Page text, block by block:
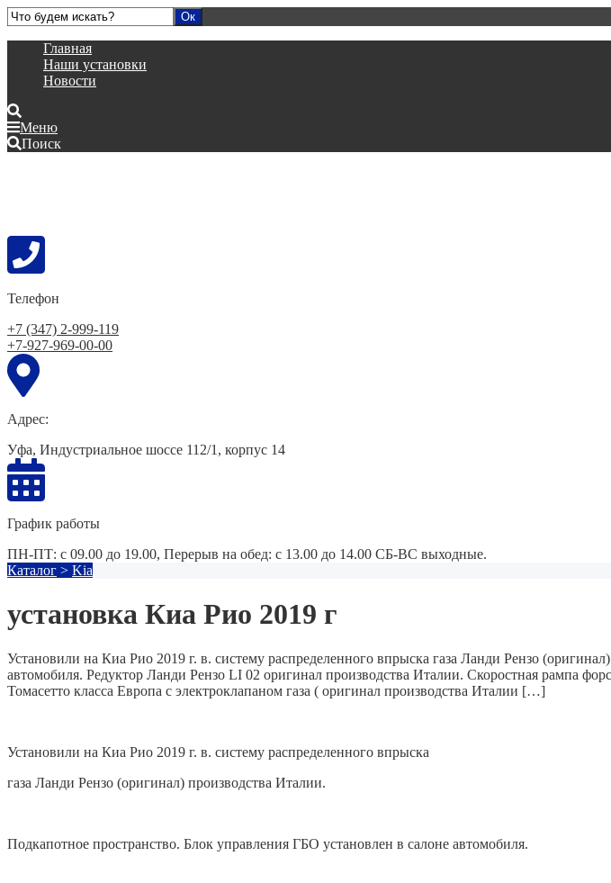
Главная
Наши установки
Новости
Меню
Поиск
Телефон
+7 (347) 2-999-119
+7-927-969-00-00
Адрес:
Уфа, Индустриальное шоссе 112/1, корпус 14
График работы
ПН-ПТ: с 09.00 до 19.00, Перерыв на обед: с 13.00 до 14.00 СБ-ВС выходные.
Каталог > Kia
установка Киа Рио 2019 г
Установили на Киа Рио 2019 г. в. систему распределенного впрыска газа Ланди Рензо
автомобиля. Редуктор Ланди Рензо LI 02 оригинал производства Италии. Скоростная рампа
Томасетто класса Европа с электроклапаном газа ( оригинал производства Италии […]
Установили на Киа Рио 2019 г. в. систему распределенного впрыска
газа Ланди Рензо (оригинал) производства Италии.
Подкапотное пространство. Блок управления ГБО установлен в салоне автомобиля.